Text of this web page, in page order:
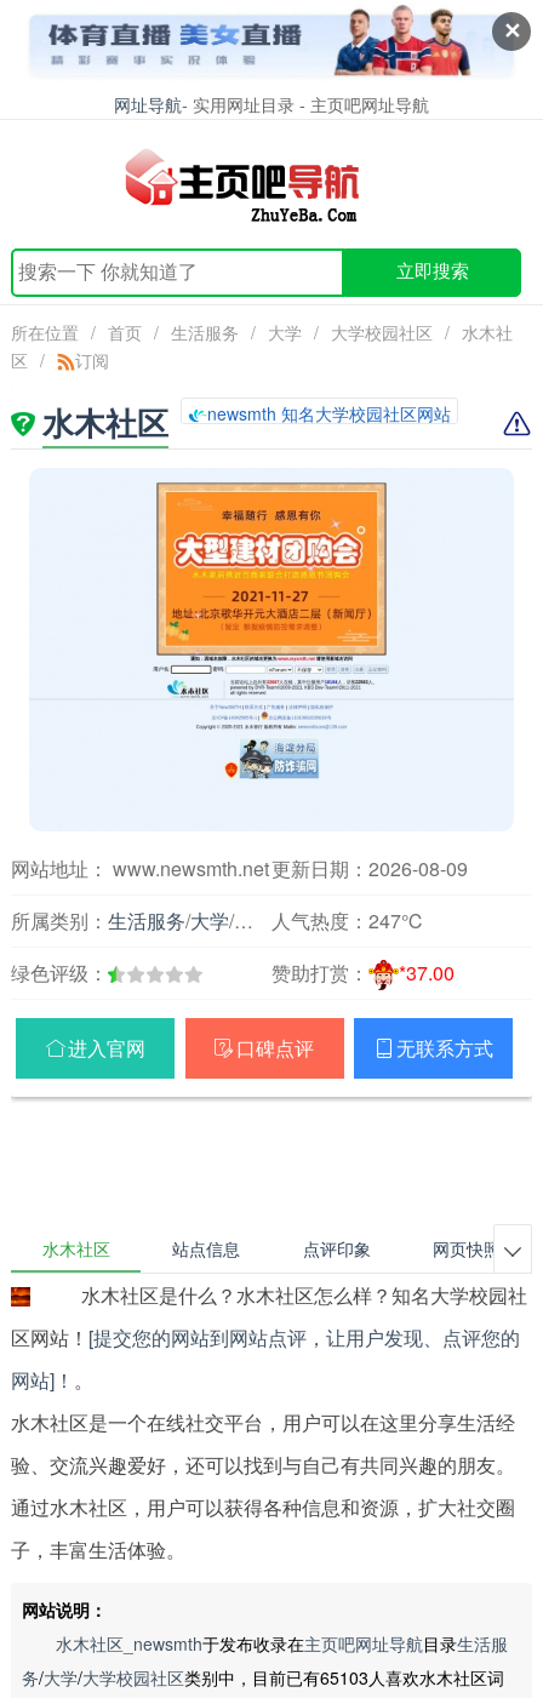
✕
网址导航- 实用网址目录 - 主页吧网址导航
立即搜索
所在位置 / 首页 / 生活服务 / 大学 / 大学校园社区 / 水木社
区 / 订阅
水木社区 newsmth 知名大学校园社区网站
网站地址： www.newsmth.net更新日期：2026-08-09
所属类别： 生活服务/大学/大学校园社区
人气热度： 247℃
绿色评级：
赞助打赏： *37.00
进入官网  口碑点评  无联系方式
水木社区 站点信息 点评印象 网页快照 
水木社区是什么？水木社区怎么样？知名大学校园社
区网站！ [提交您的网站到网站点评，让用户发现、点评您的
网站]！ 。
水木社区是一个在线社交平台，用户可以在这里分享生活经
验、交流兴趣爱好，还可以找到与自己有共同兴趣的朋友。
通过水木社区，用户可以获得各种信息和资源，扩大社交圈
子，丰富生活体验。
网站说明：
水木社区_newsmth于发布收录在主页吧网址导航目录生活服
务/大学/大学校园社区类别中，目前已有65103人喜欢水木社区词